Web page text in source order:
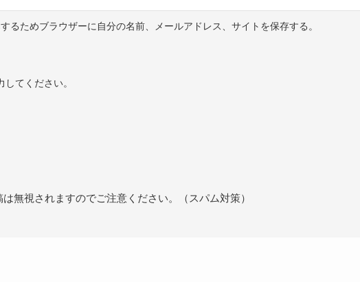
るためブラウザーに自分の名前、メールアドレス、サイトを保存する。
てください。
無視されますのでご注意ください。（スパム対策）